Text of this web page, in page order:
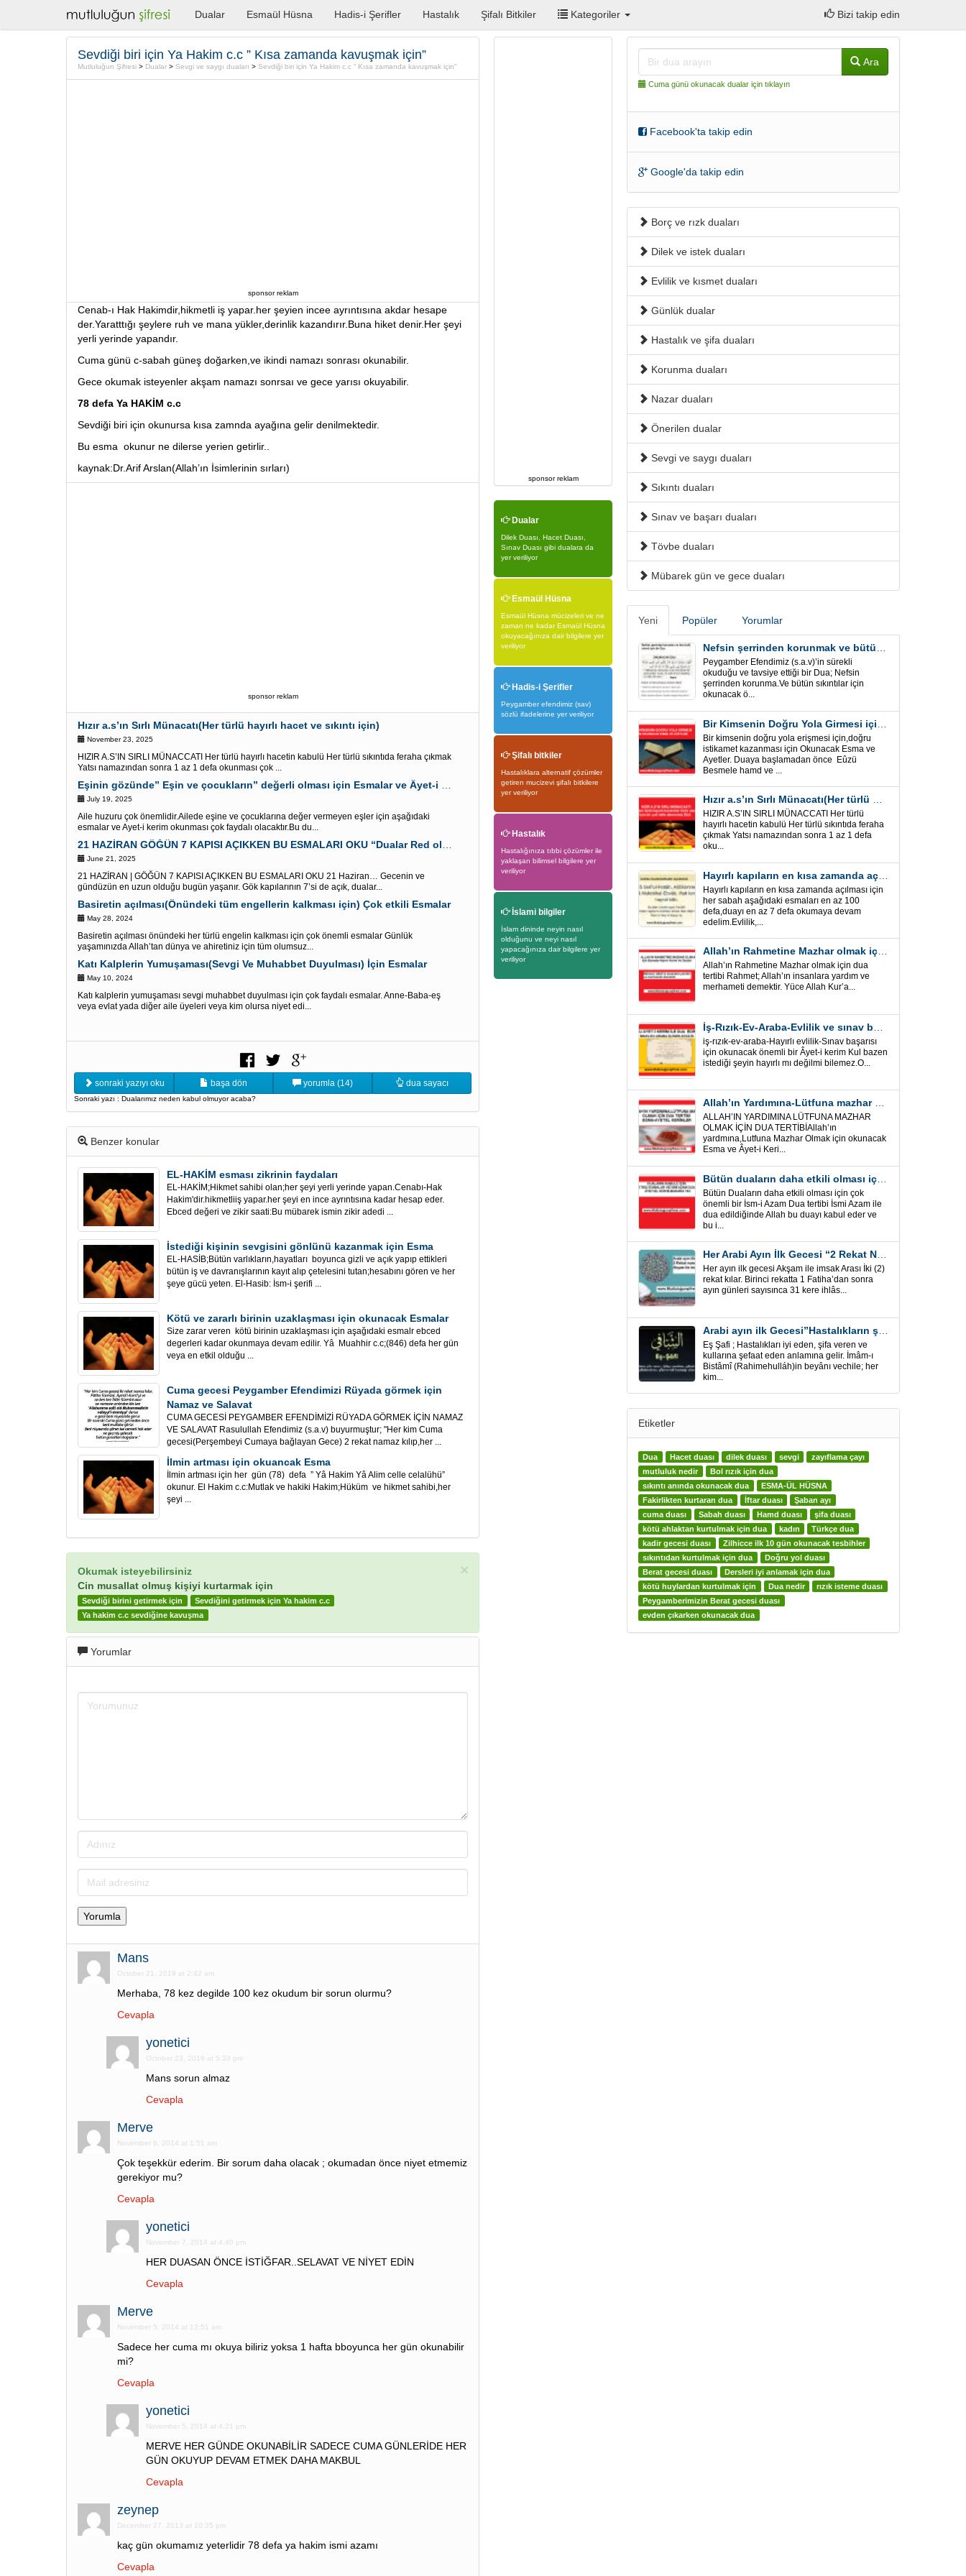
Dualar Esmaül Hüsna Hadis-i Şerifler Hastalık Şifalı Bitkiler Kategoriler Bizi takip edin
Sevdiği biri için Ya Hakim c.c ” Kısa zamanda kavuşmak için”
Mutluluğun Şifresi > Dualar > Sevgi ve saygı duaları > Sevdiği biri için Ya Hakim c.c ” Kısa zamanda kavuşmak için”
sponsor reklam
Cenab-ı Hak Hakimdir,hikmetli iş yapar.her şeyien incee ayrıntısına akdar hesape
der.Yaratttığı şeylere ruh ve mana yükler,derinlik kazandırır.Buna hiket denir.Her şeyi
yerli yerinde yapandır.
Cuma günü c-sabah güneş doğarken,ve ikindi namazı sonrası okunabilir.
Gece okumak isteyenler akşam namazı sonrsaı ve gece yarısı okuyabilir.
78 defa Ya HAKİM c.c
Sevdiği biri için okunursa kısa zamnda ayağına gelir denilmektedir.
Bu esma okunur ne dilerse yerien getirlir..
kaynak:Dr.Arif Arslan(Allah’ın İsimlerinin sırları)
sponsor reklam
Hızır a.s’ın Sırlı Münacatı(Her türlü hayırlı hacet ve sıkıntı için)
November 23, 2025
HIZIR A.S’IN SIRLI MÜNACCATI Her türlü hayırlı hacetin kabulü Her türlü sıkıntıda feraha çıkmak
Yatsı namazından sonra 1 az 1 defa okunması çok ...
July 19, 2025
Aile huzuru çok önemlidir.Ailede eşine ve çocuklarına değer vermeyen eşler için aşağıdaki
esmalar ve Ayet-i kerim okunması çok faydalı olacaktır.Bu du...
June 21, 2025
21 HAZİRAN | GÖĞÜN 7 KAPISI AÇIKKEN BU ESMALARI OKU 21 Haziran… Gecenin ve
gündüzün en uzun olduğu bugün yaşanır. Gök kapılarının 7’si de açık, dualar...
Basiretin açılması(Önündeki tüm engellerin kalkması için) Çok etkili Esmalar
May 28, 2024
Basiretin açılması önündeki her türlü engelin kalkması için çok önemli esmalar Günlük
yaşamınızda Allah’tan dünya ve ahiretiniz için tüm olumsuz...
Katı Kalplerin Yumuşaması(Sevgi Ve Muhabbet Duyulması) İçin Esmalar
May 10, 2024
Katı kalplerin yumuşaması sevgi muhabbet duyulması için çok faydalı esmalar. Anne-Baba-eş
veya evlat yada diğer aile üyeleri veya kim olursa niyet edi...
sonraki yazıyı oku başa dön yorumla (14) dua sayacı
Sonraki yazı : Dualarımız neden kabul olmuyor acaba?
Benzer konular
EL-HAKİM esması zikrinin faydaları
EL-HAKİM;Hikmet sahibi olan;her şeyi yerli yerinde yapan.Cenabı-Hak
Hakim'dir.hikmetliiş yapar.her şeyi en ince ayrıntısına kadar hesap eder.
Ebced değeri ve zikir saati:Bu mübarek ismin zikir adedi ...
İstediği kişinin sevgisini gönlünü kazanmak için Esma
EL-HASİB;Bütün varlıkların,hayatları boyunca gizli ve açık yapıp ettikleri
bütün iş ve davranışlarının kayıt alıp çetelesini tutan;hesabını gören ve her
şeye gücü yeten. El-Hasib: İsm-i şerifi ...
Kötü ve zararlı birinin uzaklaşması için okunacak Esmalar
Size zarar veren kötü birinin uzaklaşması için aşağıdaki esmalr ebced
degerleri kadar okunmaya devam edilir. Yâ Muahhir c.c;(846) defa her gün
veya en etkil olduğu ...
Cuma gecesi Peygamber Efendimizi Rüyada görmek için
Namaz ve Salavat
CUMA GECESİ PEYGAMBER EFENDİMİZİ RÜYADA GÖRMEK İÇİN NAMAZ
VE SALAVAT Rasulullah Efendimiz (s.a.v) buyurmuştur; "Her kim Cuma
gecesi(Perşembeyi Cumaya bağlayan Gece) 2 rekat namaz kılıp,her ...
İlmin artması için okuancak Esma
İlmin artması için her gün (78) defa ” Yâ Hakim Yâ Alim celle celalühü”
okunur. El Hakim c.c:Mutlak ve hakiki Hakim;Hüküm ve hikmet sahibi,her
şeyi ...
×
Okumak isteyebilirsiniz
Cin musallat olmuş kişiyi kurtarmak için
Sevdiği birini getirmek için
Sevdiğini getirmek için Ya hakim c.c
Ya hakim c.c sevdiğine kavuşma
Yorumlar
Mans
October 21, 2019 at 2:42 am
Merhaba, 78 kez degilde 100 kez okudum bir sorun olurmu?
Cevapla
yonetici
October 23, 2019 at 5:33 pm
Mans sorun almaz
Cevapla
Merve
November 6, 2014 at 1:51 am
Çok teşekkür ederim. Bir sorum daha olacak ; okumadan önce niyet etmemiz
gerekiyor mu?
Cevapla
yonetici
November 7, 2014 at 4:40 pm
HER DUASAN ÖNCE İSTİĞFAR..SELAVAT VE NİYET EDİN
Cevapla
Merve
November 5, 2014 at 12:51 am
Sadece her cuma mı okuya biliriz yoksa 1 hafta bboyunca her gün okunabilir
mi?
Cevapla
yonetici
November 5, 2014 at 4:21 pm
MERVE HER GÜNDE OKUNABİLİR SADECE CUMA GÜNLERİDE HER
GÜN OKUYUP DEVAM ETMEK DAHA MAKBUL
Cevapla
zeynep
December 27, 2013 at 10:35 pm
kaç gün okumamız yeterlidir 78 defa ya hakim ismi azamı
Cevapla
sponsor reklam
Dualar
Dilek Duası, Hacet Duası,
Sınav Duası gibi dualara da
yer veriliyor
Esmaül Hüsna
Esmaül Hüsna mücizeleri ve ne
zaman ne kadar Esmaül Hüsna
okuyacağınıza dair bilgilere yer
veriliyor
Hadis-i Şerifler
Peygamber efendimiz (sav)
sözlü ifadelerine yer veriliyor
Şifalı bitkiler
Hastalıklara alternatif çözümler
getiren mucizevi şifalı bitkilere
yer veriliyor
Hastalık
Hastalığınıza tıbbi çözümler ile
yaklaşan bilimsel bilgilere yer
veriliyor
İslami bilgiler
İslam dininde neyin nasıl
olduğunu ve neyi nasıl
yapacağınıza dair bilgilere yer
veriliyor
Ara
Cuma günü okunacak dualar için tıklayın
Facebook'ta takip edin
Google'da takip edin
Borç ve rızk duaları
Dilek ve istek duaları
Evlilik ve kısmet duaları
Günlük dualar
Hastalık ve şifa duaları
Korunma duaları
Nazar duaları
Önerilen dualar
Sevgi ve saygı duaları
Sıkıntı duaları
Sınav ve başarı duaları
Tövbe duaları
Mübarek gün ve gece duaları
Yeni Popüler Yorumlar
Peygamber Efendimiz (s.a.v)’in sürekli
okuduğu ve tavsiye ettiği bir Dua; Nefsin
şerrinden korunma.Ve bütün sıkıntılar için
okunacak ö...
Bir kimsenin doğru yola erişmesi için,doğru
istikamet kazanması için Okunacak Esma ve
Ayetler. Duaya başlamadan önce Eûzü
Besmele hamd ve ...
HIZIR A.S’IN SIRLI MÜNACCATI Her türlü
hayırlı hacetin kabulü Her türlü sıkıntıda feraha
çıkmak Yatsı namazından sonra 1 az 1 defa
oku...
Hayırlı kapıların en kısa zamanda açılması için Esmalar ve Dua
Hayırlı kapıların en kısa zamanda açılması için
her sabah aşağıdaki esmaları en az 100
defa,duayı en az 7 defa okumaya devam
edelim.Evlilik,...
Allah’ın Rahmetine Mazhar olmak için ” Esmalar-Ayet ve Dualar”
Allah’ın Rahmetine Mazhar olmak için dua
tertibi Rahmet; Allah’ın insanlara yardım ve
merhameti demektir. Yüce Allah Kur’a...
iş-rızık-ev-araba-Hayırlı evlilik-Sınav başarısı
için okunacak önemli bir Âyet-i kerim Kul bazen
istediği şeyin hayırlı mı değilmi bilemez.O...
ALLAH’IN YARDIMINA LÜTFUNA MAZHAR
OLMAK İÇİN DUA TERTİBİAllah’ın
yardmına,Lutfuna Mazhar Olmak için okunacak
Esma ve Âyet-i Keri...
Bütün duaların daha etkili olması için önemli bir İsm-i Azam Dua Tertibi
Bütün Duaların daha etkili olması için çok
önemli bir İsm-i Azam Dua tertibi İsmi Azam ile
dua edildiğinde Allah bu duayı kabul eder ve
bu i...
Her Arabi Ayın İlk Gecesi “2 Rekat Namaz” O Ay tüm belalardan kurtuluş
Her ayın ilk gecesi Akşam ile imsak Arası İki (2)
rekat kılar. Birinci rekatta 1 Fatiha’dan sonra
ayın günleri sayısınca 31 kere ihlâs...
Arabi ayın ilk Gecesi”Hastalıkların şifa için” Eş-Şafi
Eş Şafi ; Hastalıkları iyi eden, şifa veren ve
kullarına şefaat eden anlamına gelir. İmâm-ı
Bistâmî (Rahimehulláh)in beyânı vechile; her
kim...
Etiketler
Dua Hacet duası dilek duası sevgi
zayıflama çayı
mutluluk nedir
Bol rızık için dua
sıkıntı anında okunacak dua
ESMA-ÜL HÜSNA
Fakirlikten kurtaran dua
İftar duası
Şaban ayı
cuma duası
Sabah duası Hamd duası
şifa duası
kötü ahlaktan kurtulmak için dua
kadın
Türkçe dua
kadir gecesi duası
Zilhicce ilk 10 gün okunacak tesbihler
sıkıntıdan kurtulmak için dua
Doğru yol duası
Berat gecesi duası
Dersleri iyi anlamak için dua
kötü huylardan kurtulmak için
Dua nedir
rızık isteme duası
Peygamberimizin Berat gecesi duası
evden çıkarken okunacak dua